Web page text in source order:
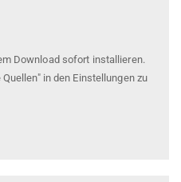
Download sofort installieren.
in den Einstellungen zu